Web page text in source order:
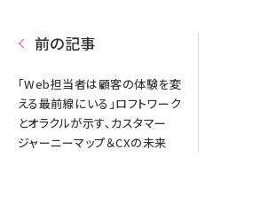
前の記事
「Web担当者は顧客の体験を変
える最前線にいる」ロフトワーク
とオラクルが示す、カスタマー
ジャーニーマップ＆CXの未来